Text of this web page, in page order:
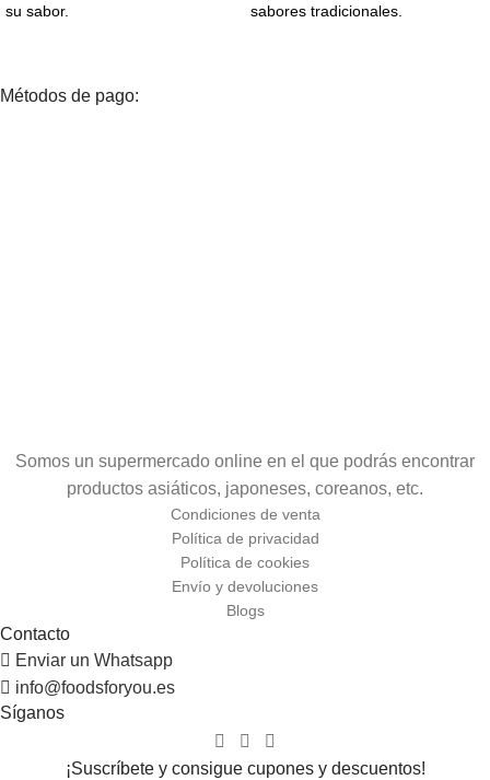
su sabor.
sabores tradicionales.
Métodos de pago:
Somos un supermercado online en el que podrás encontrar
productos asiáticos, japoneses, coreanos, etc.
Condiciones de venta
Política de privacidad
Política de cookies
Envío y devoluciones
Blogs
Contacto
Enviar un Whatsapp
info@foodsforyou.es
Síganos
¡Suscríbete y consigue cupones y descuentos!